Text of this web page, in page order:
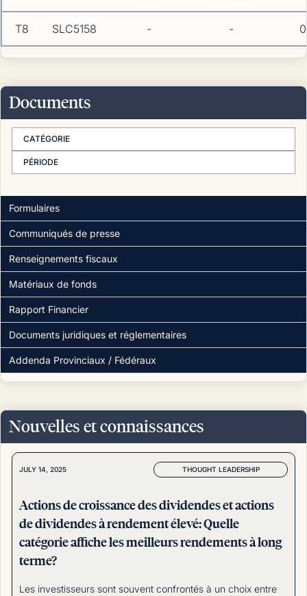
T8 SLC5158 - -
Documents
CATÉGORIE
PÉRIODE
Formulaires
Communiqués de presse
Renseignements fiscaux
Matériaux de fonds
Rapport Financier
Documents juridiques et réglementaires
Addenda Provinciaux / Fédéraux
Nouvelles et connaissances
JULY 14, 2025 THOUGHT LEADERSHIP
Actions de croissance des dividendes et actions
de dividendes à rendement élevé: Quelle
catégorie affiche les meilleurs rendements à long
terme?
Les investisseurs sont souvent confrontés à un choix entre